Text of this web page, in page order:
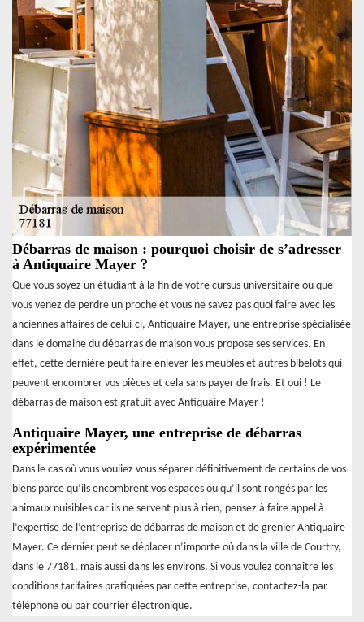
Débarras de maison : pourquoi choisir de s’adresser
à Antiquaire Mayer ?
Que vous soyez un étudiant à la fin de votre cursus universitaire ou que
vous venez de perdre un proche et vous ne savez pas quoi faire avec les
anciennes affaires de celui-ci, Antiquaire Mayer, une entreprise spécialisée
dans le domaine du débarras de maison vous propose ses services. En
effet, cette dernière peut faire enlever les meubles et autres bibelots qui
peuvent encombrer vos pièces et cela sans payer de frais. Et oui ! Le
débarras de maison est gratuit avec Antiquaire Mayer !
Antiquaire Mayer, une entreprise de débarras
expérimentée
Dans le cas où vous vouliez vous séparer définitivement de certains de vos
biens parce qu’ils encombrent vos espaces ou qu’il sont rongés par les
animaux nuisibles car ils ne servent plus à rien, pensez à faire appel à
l’expertise de l’entreprise de débarras de maison et de grenier Antiquaire
Mayer. Ce dernier peut se déplacer n’importe où dans la ville de Courtry,
dans le 77181, mais aussi dans les environs. Si vous voulez connaître les
conditions tarifaires pratiquées par cette entreprise, contactez-la par
téléphone ou par courrier électronique.